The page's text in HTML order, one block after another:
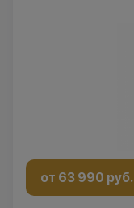
от 63 990 руб.